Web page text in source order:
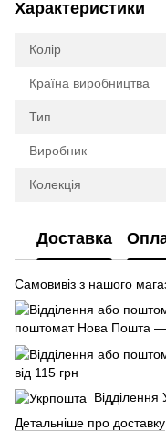
Характеристики
Колір
Країна виробництва
Тип
Виробник
Колекція
Доставка
Самовивіз з нашого
поштомат Нова Пошта —
від 115 грн
Детальніше про доставку